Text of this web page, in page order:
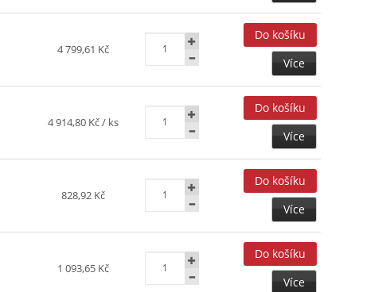
4 799,61 Kč
Více
4 914,80 Kč/ ks
Více
828,92 Kč
Více
1 093,65 Kč
Více